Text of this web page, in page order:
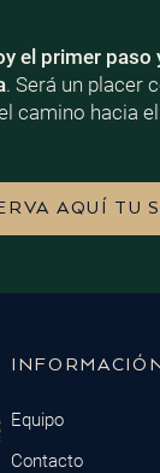
el primer paso
. Será un placer
camino hacia
AQUÍ TU
Equipo
Contacto